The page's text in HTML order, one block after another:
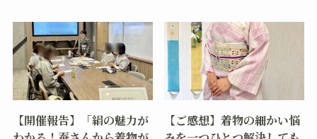
【開催報告】「絹の魅力が
【ご感想】着物の細かい悩